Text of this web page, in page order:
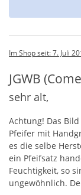
Im Shop seit: 7. Juli
JGWB
sehr alt,
Achtung! Das
Pfeifer mit
es die selbe
ein Pfeifsatz
Feuchtigkeit, so
ungewöhnlich.